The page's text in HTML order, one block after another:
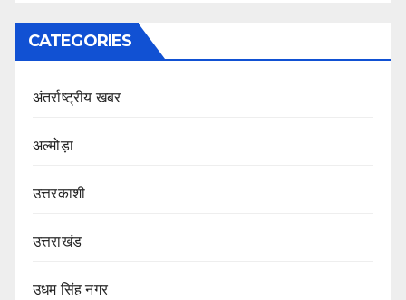
CATEGORIES
अंतर्राष्ट्रीय खबर
अल्मोड़ा
उत्तरकाशी
उत्तराखंड
उधम सिंह नगर